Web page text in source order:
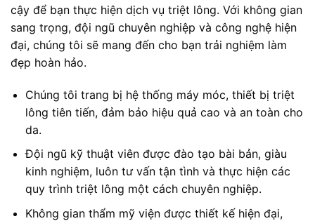
cậy để bạn thực hiện dịch vụ triệt lông. Với không gian
sang trọng, đội ngũ chuyên nghiệp và công nghệ hiện
đại, chúng tôi sẽ mang đến cho bạn trải nghiệm làm
đẹp hoàn hảo.
Chúng tôi trang bị hệ thống máy móc, thiết bị triệt
lông tiên tiến, đảm bảo hiệu quả cao và an toàn cho
da.
Đội ngũ kỹ thuật viên được đào tạo bài bản, giàu
kinh nghiệm, luôn tư vấn tận tình và thực hiện các
quy trình triệt lông một cách chuyên nghiệp.
Không gian thẩm mỹ viện được thiết kế hiện đại,